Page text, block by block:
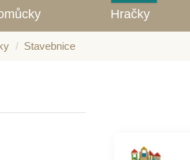
Hračky
Stavebnice